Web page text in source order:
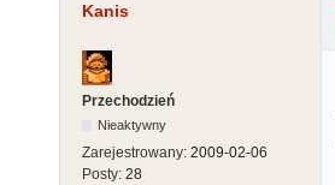
Kanis
Przechodzień
Nieaktywny
Zarejestrowany: 2009-02-06
Posty: 28